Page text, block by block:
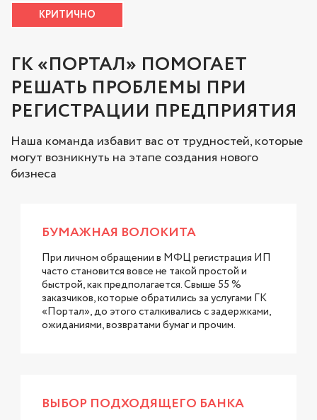
КРИТИЧНО
ГК «ПОРТАЛ» ПОМОГАЕТ
РЕШАТЬ ПРОБЛЕМЫ ПРИ
РЕГИСТРАЦИИ ПРЕДПРИЯТИЯ
Наша команда избавит вас от трудностей, которые
могут возникнуть на этапе создания нового
бизнеса
БУМАЖНАЯ ВОЛОКИТА
При личном обращении в МФЦ регистрация ИП
часто становится вовсе не такой простой и
быстрой, как предполагается. Свыше 55 %
заказчиков, которые обратились за услугами ГК
«Портал», до этого сталкивались с задержками,
ожиданиями, возвратами бумаг и прочим.
ВЫБОР ПОДХОДЯЩЕГО БАНКА